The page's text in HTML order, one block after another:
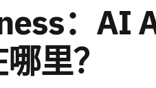
：AI
里？